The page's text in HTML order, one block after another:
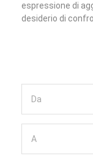
espressione di
desiderio di